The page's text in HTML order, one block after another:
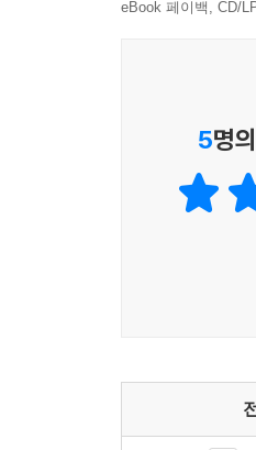
eBook 페이백, CD/
5명